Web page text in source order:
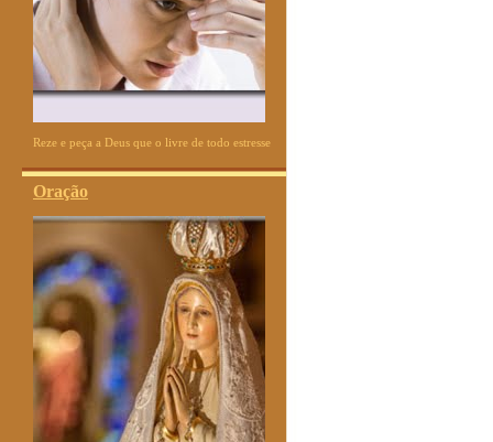
Reze e peça a Deus que o livre de todo estresse
Oração